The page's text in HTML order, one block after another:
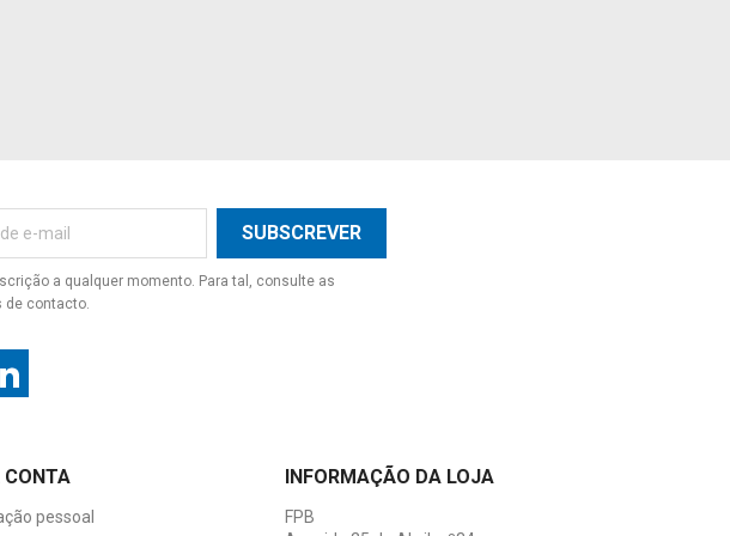
a qualquer momento. Para tal, consulte as
contacto.
CONTA
pessoal
INFORMAÇÃO DA LOJA
FPB